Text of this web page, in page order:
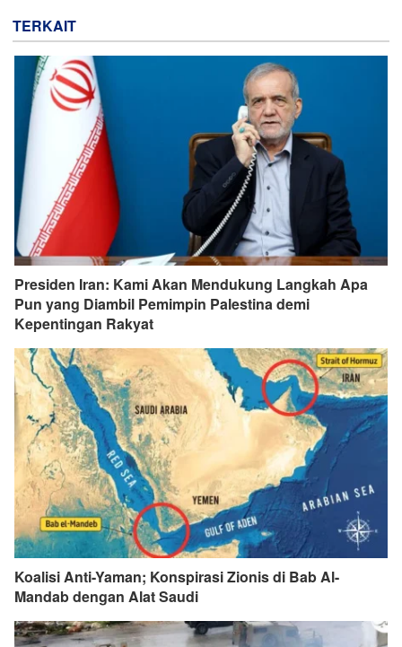
TERKAIT
Presiden Iran: Kami Akan Mendukung Langkah Apa
Pun yang Diambil Pemimpin Palestina demi
Kepentingan Rakyat
Koalisi Anti-Yaman; Konspirasi Zionis di Bab Al-
Mandab dengan Alat Saudi